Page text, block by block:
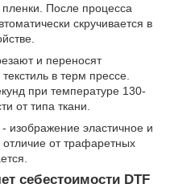
После процесса
скручивается в
и переносят
в терм прессе.
при температуре 130-
от типа ткани.
изображение эластичное и
отличие от трафаретных
себестоимости DTF